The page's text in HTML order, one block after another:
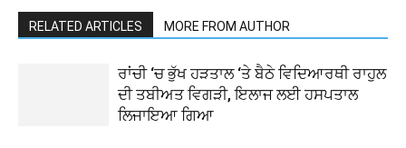
RELATED ARTICLES MORE FROM AUTHOR
ਰਾਂਚੀ ‘ਚ ਭੁੱਖ ਹੜਤਾਲ ‘ਤੇ ਬੈਠੇ ਵਿਦਿਆਰਥੀ ਰਾਹੁਲ
ਦੀ ਤਬੀਅਤ ਵਿਗੜੀ, ਇਲਾਜ ਲਈ ਹਸਪਤਾਲ
ਲਿਜਾਇਆ ਗਿਆ